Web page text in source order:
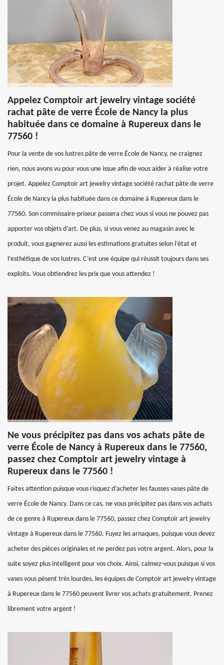
Appelez Comptoir art jewelry vintage société
rachat pâte de verre École de Nancy la plus
habituée dans ce domaine à Rupereux dans le
77560 !
Pour la vente de vos lustres pâte de verre École de Nancy, ne craignez
rien, nous avons vu pour vous une issue afin de vous aider à réalise votre
projet. Appelez Comptoir art jewelry vintage société rachat pâte de verre
École de Nancy la plus habituée dans ce domaine à Rupereux dans le
77560. Son commissaire-priseur passera chez vous si vous ne pouvez pas
apporter vos objets d’art. De plus, si vous venez au magasin avec le
produit, vous gagnerez aussi les estimations gratuites selon l’état et
l’esthétique de vos lustres. C’est une équipe qui réussit toujours dans ses
exploits. Vous obtiendrez les prix que vous attendez !
Ne vous précipitez pas dans vos achats pâte de
verre École de Nancy à Rupereux dans le 77560,
passez chez Comptoir art jewelry vintage à
Rupereux dans le 77560 !
Faites attention puisque vous risquez d’acheter les fausses vases pâte de
verre École de Nancy. Dans ce cas, ne vous précipitez pas dans vos achats
de ce genre à Rupereux dans le 77560, passez chez Comptoir art jewelry
vintage à Rupereux dans le 77560. Fuyez les arnaques, puisque vous devez
acheter des pièces originales et ne perdez pas votre argent. Alors, pour la
suite soyez plus intelligent pour vos choix. Ainsi, calmez-vous puisque si vos
vases vous pèsent très lourdes, les équipes de Comptoir art jewelry vintage
à Rupereux dans le 77560 peuvent livrer vos achats gratuitement. Prenez
librement votre argent !